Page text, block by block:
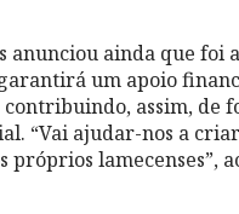
anunciou ainda que
um apoio
contribuindo, assim,
“Vai ajudar-nos a
próprios lamecenses”,